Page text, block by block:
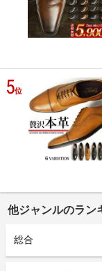
5位
他ジャンルのラン
総合